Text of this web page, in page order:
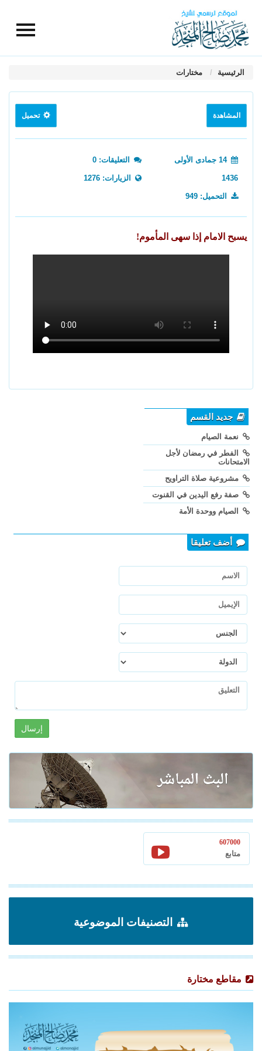
الرئيسية مختارات
المشاهدة تحميل
14 جمادى الأولى
1436
التعليقات: 0
الزيارات: 1276
التحميل: 949
يسبح الامام إذا سهى المأموم!
جديد القسم
نعمة الصيام
الفطر في رمضان لأجل
الامتحانات
مشروعية صلاة التراويح
صفة رفع اليدين في القنوت
الصيام ووحدة الأمة
أضف تعليقا
إرسال
607000
متابع
التصنيفات الموضوعية
مقاطع مختارة